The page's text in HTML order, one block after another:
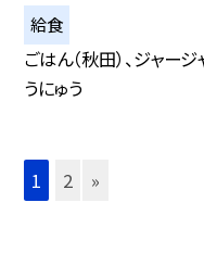
給食
ごはん（秋田）、ジャー
うにゅう
1 2 »